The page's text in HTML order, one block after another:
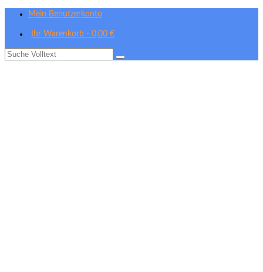
Mein Benutzerkonto
Ihr Warenkorb - 0,00 €
Suche